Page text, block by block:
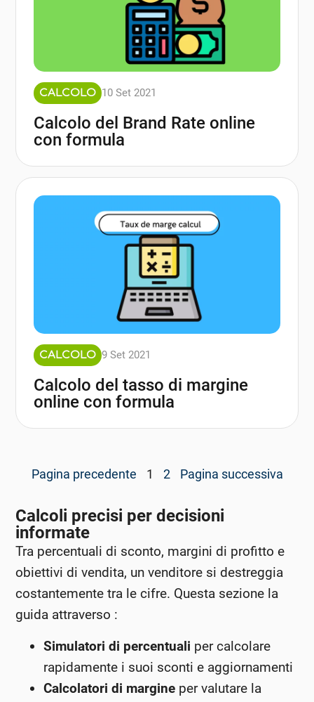
CALCOLO 10 Set 2021
Calcolo del Brand Rate online
con formula
CALCOLO 9 Set 2021
Calcolo del tasso di margine
online con formula
Pagina precedente 1 2 Pagina successiva
Calcoli precisi per decisioni
informate
Tra percentuali di sconto, margini di profitto e
obiettivi di vendita, un venditore si destreggia
costantemente tra le cifre. Questa sezione la
guida attraverso :
Simulatori di percentuali per calcolare
rapidamente i suoi sconti e aggiornamenti
Calcolatori di margine per valutare la